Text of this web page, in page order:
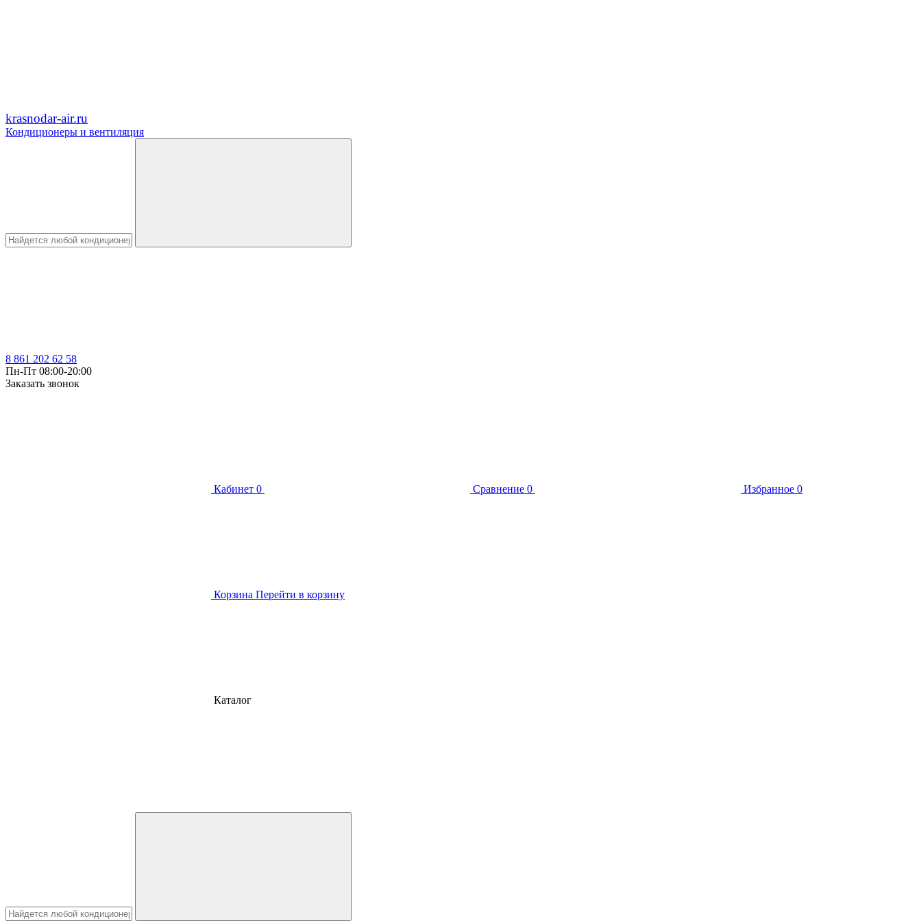
krasnodar-air.ru
Кондиционеры и вентиляция
8 861 202 62 58
Пн-Пт 08:00-20:00
Заказать звонок
Кабинет 0 Сравнение 0 Избранное 0
Корзина Перейти в корзину
Каталог